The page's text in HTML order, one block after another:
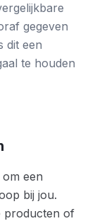
gegeven
dit een
te houden
om een
bij jou.
producten of